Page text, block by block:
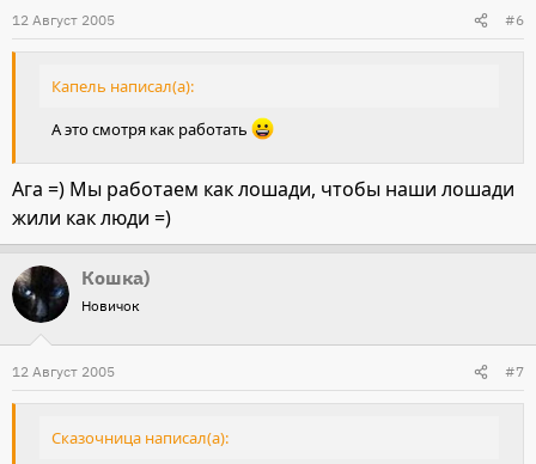
12 Август 2005 #6
Капель написал(а):
А это смотря как работать
Ага =) Мы работаем как лошади, чтобы наши лошади
жили как люди =)
Кошка)
Новичок
12 Август 2005 #7
Сказочница написал(а):